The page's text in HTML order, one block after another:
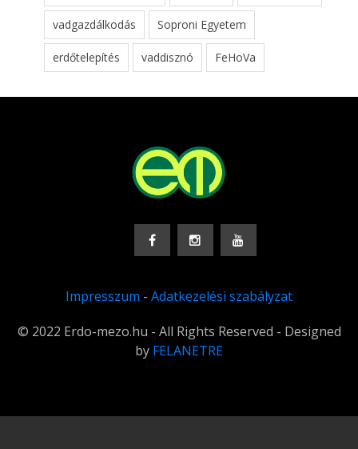
vadgazdálkodás Soproni Egyetem
erdőtelepítés vaddisznó FeHoVa
Impresszum - Adatkezelési szabályzat
© 2022 Erdo-mezo.hu - All Rights Reserved - Designed
by FELANETRE